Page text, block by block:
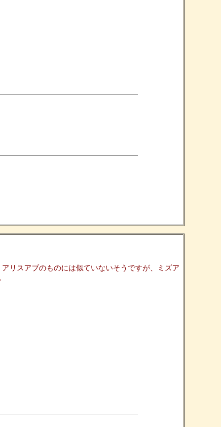
リスアブのものには似ていないそうですが、ミズア